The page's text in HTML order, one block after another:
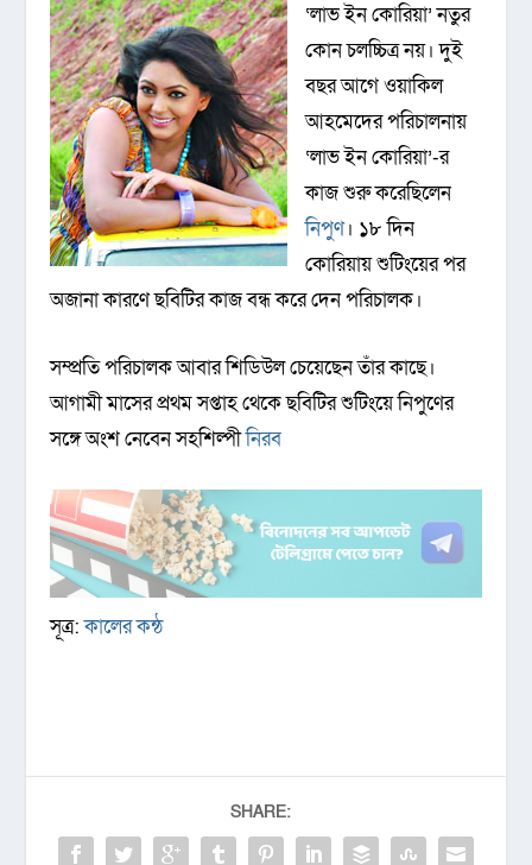
‘লাভ ইন কোরিয়া’ নতুর
কোন চলচ্চিত্র নয়। দুই
বছর আগে ওয়াকিল
আহমেদের পরিচালনায়
‘লাভ ইন কোরিয়া’-র
কাজ শুরু করেছিলেন
নিপুণ। ১৮ দিন
কোরিয়ায় শুটিংয়ের পর
অজানা কারণে ছবিটির কাজ বন্ধ করে দেন পরিচালক।
সম্প্রতি পরিচালক আবার শিডিউল চেয়েছেন তাঁর কাছে।
আগামী মাসের প্রথম সপ্তাহ থেকে ছবিটির শুটিংয়ে নিপুণের
সঙ্গে অংশ নেবেন সহশিল্পীনিরব
সূত্র:কালের কন্ঠ
SHARE: